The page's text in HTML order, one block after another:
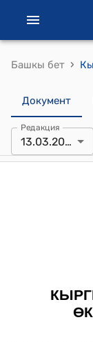
Башкы бет ›
Документ
Редакция
13.03.2026